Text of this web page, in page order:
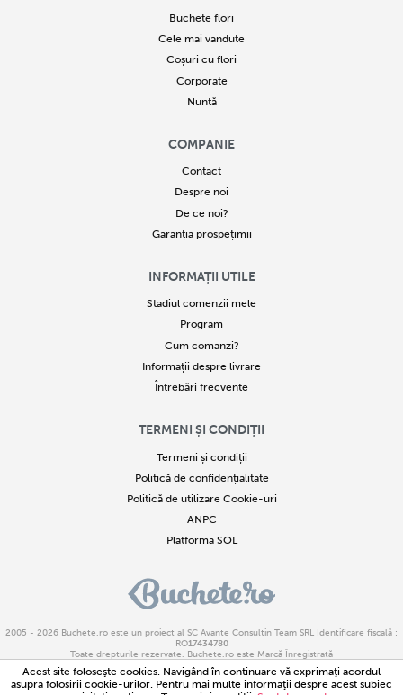
Buchete flori
Cele mai vandute
Coșuri cu flori
Corporate
Nuntă
COMPANIE
Contact
Despre noi
De ce noi?
Garanția prospețimii
INFORMAȚII UTILE
Stadiul comenzii mele
Program
Cum comanzi?
Informații despre livrare
Întrebări frecvente
TERMENI ȘI CONDIȚII
Termeni și condiții
Politică de confidențialitate
Politică de utilizare Cookie-uri
ANPC
Platforma SOL
2005 - 2026 Buchete.ro este un proiect al SC Avante Consultin Team SRL Identificare fiscală :
RO17434780
Toate drepturile rezervate. Buchete.ro este Marcă Înregistrată
Copierea parțială sau integrală a textelor sau imaginilor este strict interzisă. Încălcarea acestor
drepturi reprezintă infracțiune
Buchete.ro este marca inregistrata cu numarul M 2015 07200.
Acest site foloseşte cookies. Navigând în continuare vă exprimaţi acordul
asupra folosirii cookie-urilor. Pentru mai multe informaţii despre acest subiec